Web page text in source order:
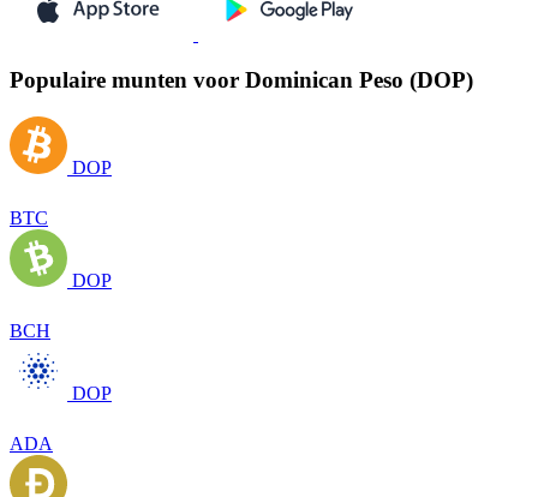
Populaire munten voor Dominican Peso (DOP)
DOP
BTC
DOP
BCH
DOP
ADA